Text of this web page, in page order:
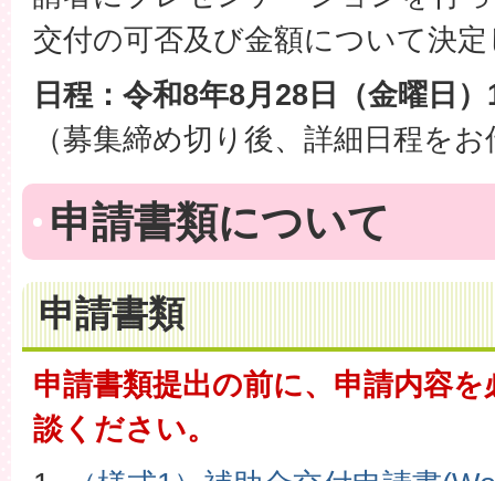
交付の可否及び金額について決
日程：令和8年8月28日（金曜日
（募集締め切り後、詳細日程を
申請書類について
申請書類
申請書類提出の前に、申請内容
談ください。